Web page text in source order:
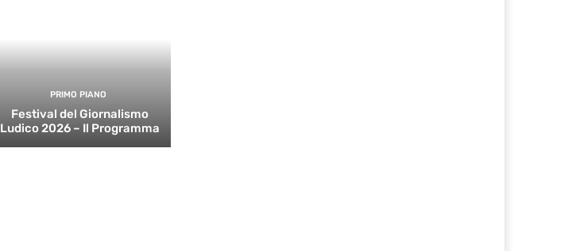
PRIMO PIANO
Festival del Giornalismo
Ludico 2026 – Il Programma